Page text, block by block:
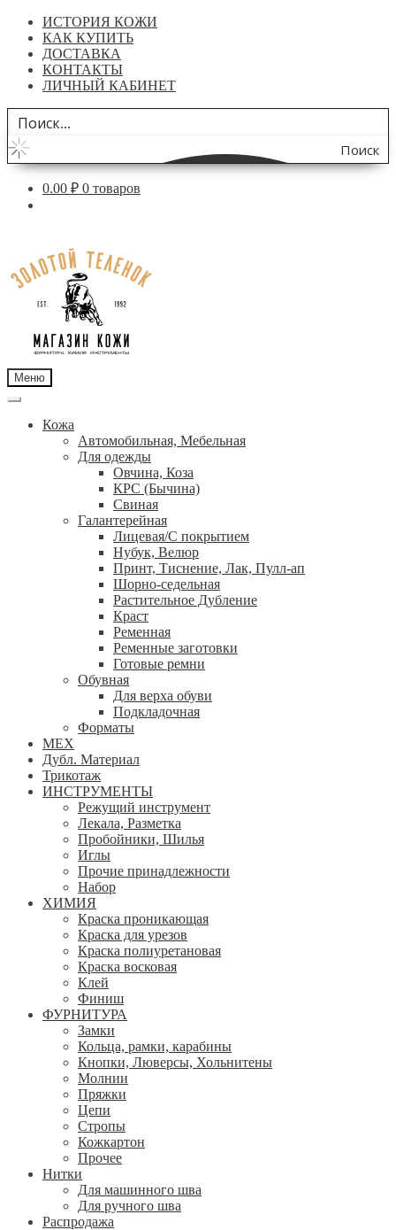
ИСТОРИЯ КОЖИ
КАК КУПИТЬ
ДОСТАВКА
КОНТАКТЫ
ЛИЧНЫЙ КАБИНЕТ
Поиск
по
0.00 ₽ 0 товаров
навигации
содержимому
Меню
Кожа
Автомобильная, Мебельная
Для одежды
Овчина, Коза
КРС (Бычина)
Свиная
Галантерейная
Лицевая/С покрытием
Нубук, Велюр
Принт, Тиснение, Лак, Пулл-ап
Шорно-седельная
Растительное Дубление
Краст
Ременная
Ременные заготовки
Готовые ремни
Обувная
Для верха обуви
Подкладочная
Форматы
МЕХ
Дубл. Материал
Трикотаж
ИНСТРУМЕНТЫ
Режущий инструмент
Лекала, Разметка
Пробойники, Шилья
Иглы
Прочие принадлежности
Набор
ХИМИЯ
Краска проникающая
Краска для урезов
Краска полиуретановая
Краска восковая
Клей
Финиш
ФУРНИТУРА
Замки
Кольца, рамки, карабины
Кнопки, Люверсы, Хольнитены
Молнии
Пряжки
Цепи
Стропы
Кожкартон
Прочее
Нитки
Для машинного шва
Для ручного шва
Распродажа